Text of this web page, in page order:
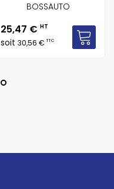
BOSSAUTO
Prix
25,47 € HT
soit 30,56 €TTC